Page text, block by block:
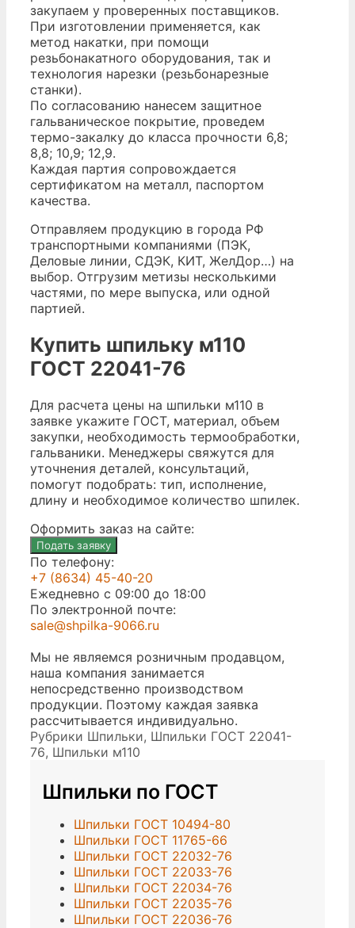
закупаем у проверенных поставщиков.
При изготовлении применяется, как
метод накатки, при помощи
резьбонакатного оборудования, так и
технология нарезки (резьбонарезные
станки).
По согласованию нанесем защитное
гальваническое покрытие, проведем
термо-закалку до класса прочности 6,8;
8,8; 10,9; 12,9.
Каждая партия сопровождается
сертификатом на металл, паспортом
качества.
Отправляем продукцию в города РФ
транспортными компаниями (ПЭК,
Деловые линии, СДЭК, КИТ, ЖелДор…) на
выбор. Отгрузим метизы несколькими
частями, по мере выпуска, или одной
партией.
Купить шпильку м110
ГОСТ 22041-76
Для расчета цены на шпильки м110 в
заявке укажите ГОСТ, материал, объем
закупки, необходимость термообработки,
гальваники. Менеджеры свяжутся для
уточнения деталей, консультаций,
помогут подобрать: тип, исполнение,
длину и необходимое количество шпилек.
Оформить заказ на сайте:
Подать заявку
По телефону:
+7 (8634) 45-40-20
Ежедневно с 09:00 до 18:00
По электронной почте:
sale@shpilka-9066.ru
Мы не являемся розничным продавцом,
наша компания занимается
непосредственно производством
продукции. Поэтому каждая заявка
рассчитывается индивидуально.
Рубрики Шпильки, Шпильки ГОСТ 22041-
76, Шпильки м110
Шпильки по ГОСТ
Шпильки ГОСТ 10494-80
Шпильки ГОСТ 11765-66
Шпильки ГОСТ 22032-76
Шпильки ГОСТ 22033-76
Шпильки ГОСТ 22034-76
Шпильки ГОСТ 22035-76
Шпильки ГОСТ 22036-76